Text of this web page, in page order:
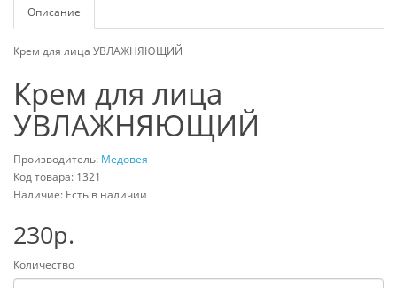
Описание
Крем для лица УВЛАЖНЯЮЩИЙ
Крем для лица
УВЛАЖНЯЮЩИЙ
Производитель: Медовея
Код товара: 1321
Наличие: Есть в наличии
230р.
Количество